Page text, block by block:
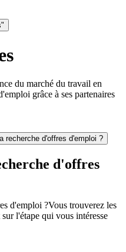
du marché du travail en
grâce à ses partenaires
recherche d'offres d'emploi ?
d'offres
d'emploi ?Vous trouverez les
l'étape qui vous intéresse